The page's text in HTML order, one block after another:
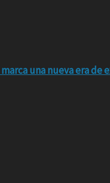
marca una nueva era